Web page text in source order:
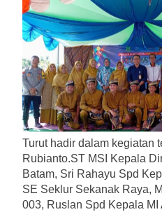
Turut hadir dalam kegiatan
Rubianto.ST MSI Kepala
Batam, Sri Rahayu Spd
SE Seklur Sekanak Raya,
003, Ruslan Spd Kepala